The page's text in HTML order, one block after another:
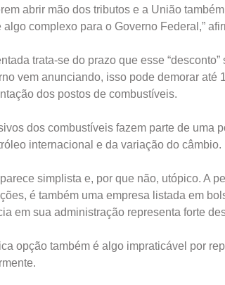
abrir mão dos tributos e a União
complexo para o Governo Federal,”
trata-se do prazo que esse
vem anunciando, isso pode demorar até
dos postos de combustíveis.
dos combustíveis fazem parte de uma
internacional e da variação do câmbio.
simplista e, por que não, utópico. A
é também uma empresa listada em
em sua administração representa forte
opção também é algo impraticável por